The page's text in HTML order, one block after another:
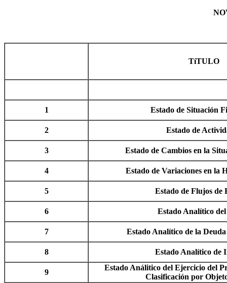
TíTULO
1 Estado de Situación
2 Estado de
3 Estado de Cambios en la
4 Estado de Variaciones en la
5 Estado de Flujos de
6 Estado Analítico
7 Estado Analítico de la
8 Estado Analítico de
9
Estado Análitico del Ejercicio del
Clasificación por